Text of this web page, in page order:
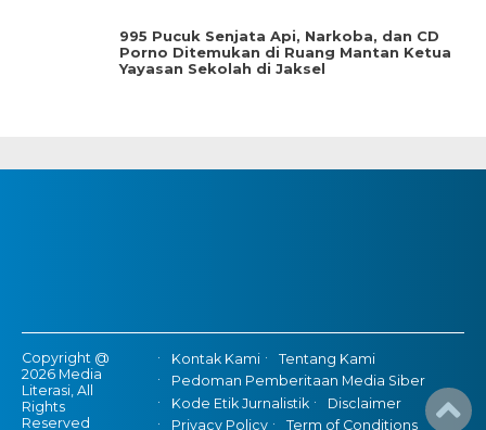
995 Pucuk Senjata Api, Narkoba, dan CD
Porno Ditemukan di Ruang Mantan Ketua
Yayasan Sekolah di Jaksel
Copyright @
2026 Media
Literasi, All
Rights
Reserved
Kontak Kami
Tentang Kami
Pedoman Pemberitaan Media Siber
Kode Etik Jurnalistik
Disclaimer
Privacy Policy
Term of Conditions